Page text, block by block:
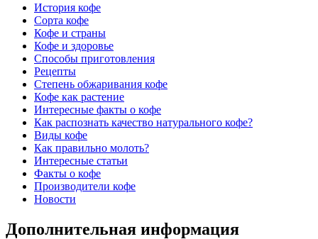
История кофе
Сорта кофе
Кофе и страны
Кофе и здоровье
Способы приготовления
Рецепты
Степень обжаривания кофе
Кофе как растение
Интересные факты о кофе
Как распознать качество натурального кофе?
Виды кофе
Как правильно молоть?
Интересные статьи
Факты о кофе
Производители кофе
Новости
Дополнительная информация